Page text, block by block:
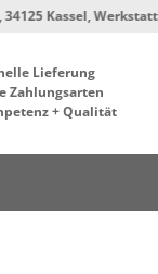
Werkstatt und
Lieferung
Zahlungsarten
+ Qualität